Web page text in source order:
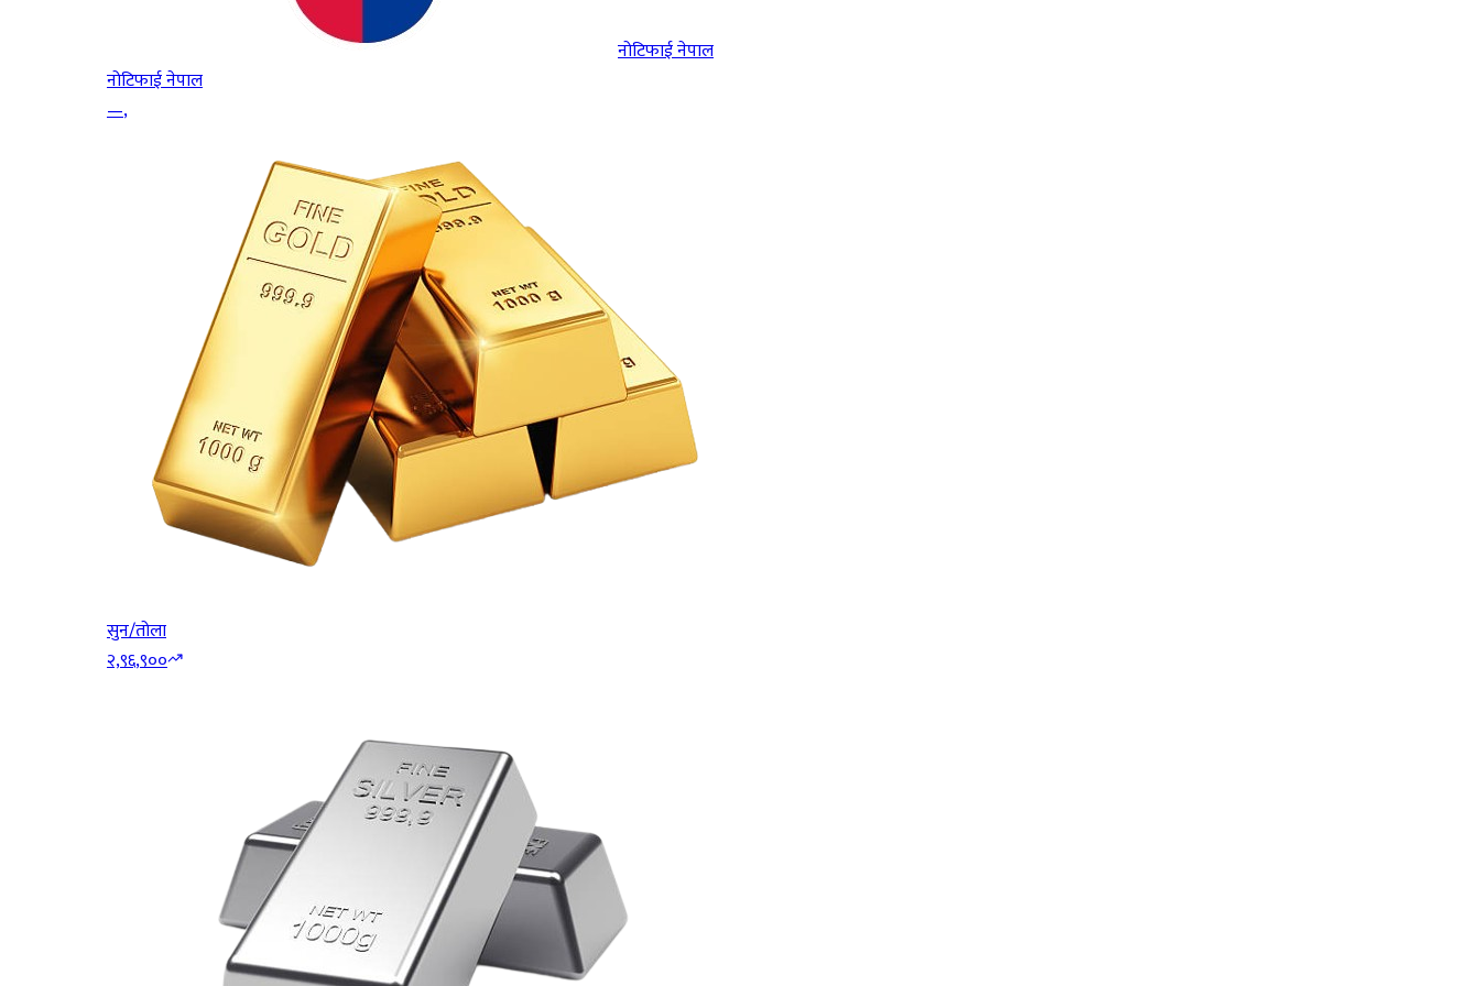
नोटिफाई नेपाल
नोटिफाई नेपाल
—,
सुन/तोला
२,९६,९००